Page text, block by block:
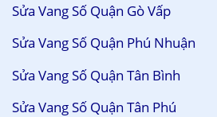
Sửa Vang Số Quận Gò Vấp
Sửa Vang Số Quận Phú Nhuận
Sửa Vang Số Quận Tân Bình
Sửa Vang Số Quận Tân Phú